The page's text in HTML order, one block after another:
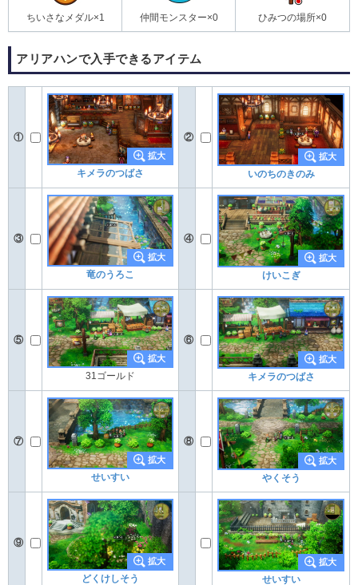
ちいさなメダル×1 仲間モンスター×0 ひみつの場所×0
アリアハンで入手できるアイテム
①
キメラのつばさ
②
いのちのきのみ
③
竜のうろこ
④
けいこぎ
⑤
31ゴールド
⑥
キメラのつばさ
⑦
せいすい
⑧
やくそう
⑨
どくけしそう せいすい